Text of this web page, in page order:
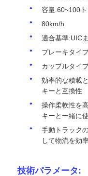
容量:60~100ト
80km/h
適合基準:UIC
ブレーキタイ
カップルタイ
効率的な積載
キーと互換性
操作柔軟性を
キーと一緒に
手動トラック
して物流を効
技術パラメータ: